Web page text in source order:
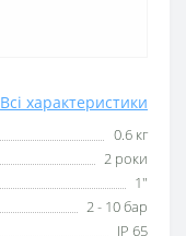
Всі характеристики
0.6 кг
2 роки
1"
2 - 10 бар
IP 65